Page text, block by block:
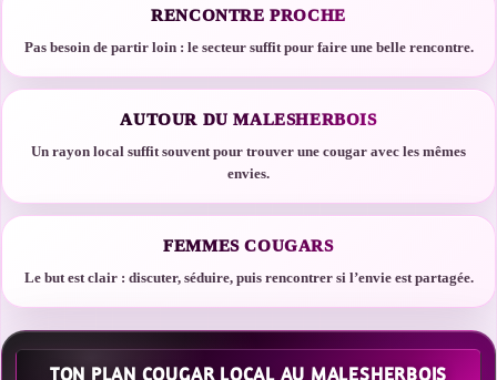
RENCONTRE PROCHE
Pas besoin de partir loin : le secteur suffit pour faire une belle rencontre.
AUTOUR DU MALESHERBOIS
Un rayon local suffit souvent pour trouver une cougar avec les mêmes
envies.
FEMMES COUGARS
Le but est clair : discuter, séduire, puis rencontrer si l’envie est partagée.
TON PLAN COUGAR LOCAL AU MALESHERBOIS